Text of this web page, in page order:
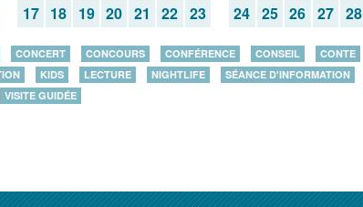
17 18 19 20 21 22 23 24 25 26 27 28
CONCERT CONCOURS CONFÉRENCE CONSEIL CONTE
KIDS LECTURE NIGHTLIFE SÉANCE D'INFORMATION
VISITE GUIDÉE